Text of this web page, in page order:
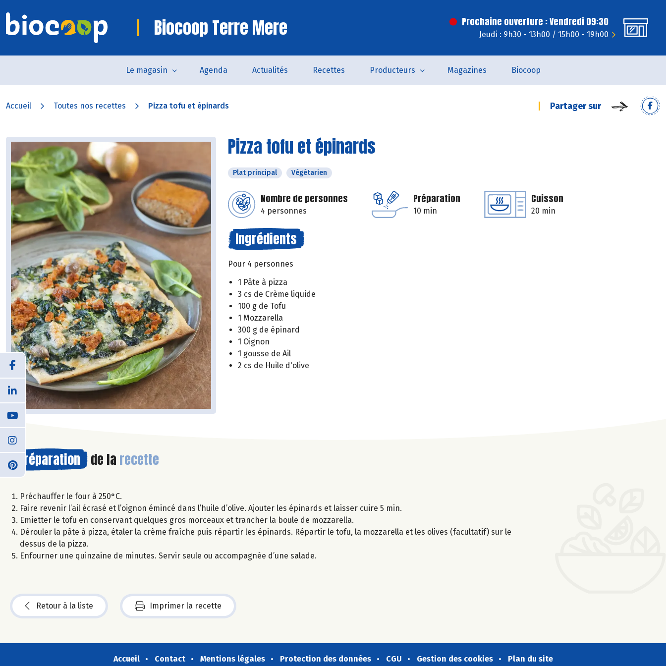
Biocoop Terre Mere Prochaine ouverture : Vendredi 09:30
Jeudi : 9h30 - 13h00 / 15h00 - 19h00
Le magasin Agenda Actualités Recettes Producteurs Magazines Biocoop
Accueil Toutes nos recettes Pizza tofu et épinards Partager sur
Pizza tofu et épinards
Plat principal Végétarien
Nombre de personnes
4 personnes
Préparation
10 min
Cuisson
20 min
Ingrédients
Pour 4 personnes
1 Pâte à pizza
3 cs de Crème liquide
100 g de Tofu
1 Mozzarella
300 g de épinard
1 Oignon
1 gousse de Ail
2 cs de Huile d'olive
Préparation de la recette
Préchauffer le four à 250°C.
Faire revenir l’ail écrasé et l’oignon émincé dans l’huile d’olive. Ajouter les épinards et laisser cuire 5 min.
Emietter le tofu en conservant quelques gros morceaux et trancher la boule de mozzarella.
Dérouler la pâte à pizza, étaler la crème fraîche puis répartir les épinards. Répartir le tofu, la mozzarella et les olives (facultatif) sur le
dessus de la pizza.
Enfourner une quinzaine de minutes. Servir seule ou accompagnée d’une salade.
Retour à la liste Imprimer la recette
Accueil Contact Mentions légales Protection des données CGU Gestion des cookies Plan du site